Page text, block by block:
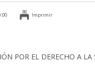
Imprimir
POR EL DERECHO A LA